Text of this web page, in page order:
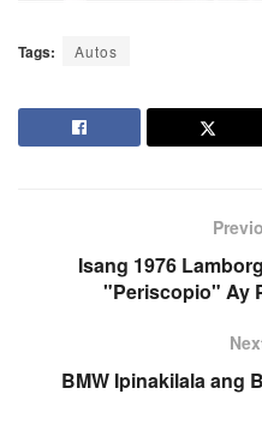
Tags: Autos
Isang 1976
"Periscopio" Ay
BMW Ipinakilala ang